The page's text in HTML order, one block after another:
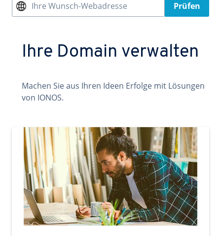
Ihre Wunsch-Webadresse Prüfen
Ihre Domain verwalten
Machen Sie aus Ihren Ideen Erfolge mit Lösungen
von IONOS.